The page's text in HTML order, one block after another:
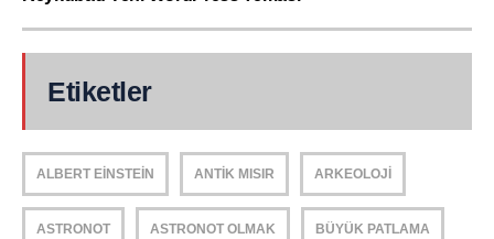
Etiketler
ALBERT EINSTEIN ANTIK MISIR ARKEOLOJI
ASTRONOT ASTRONOT OLMAK BÜYÜK PATLAMA